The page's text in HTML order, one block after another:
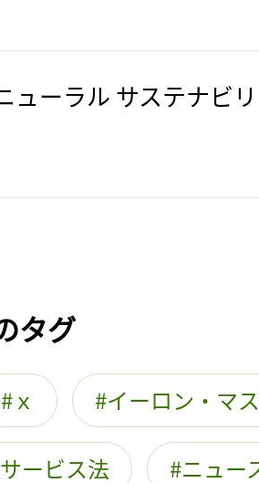
ューラル サステナビ
タグ
ｘ イーロン・マ
ービス法 ニュー